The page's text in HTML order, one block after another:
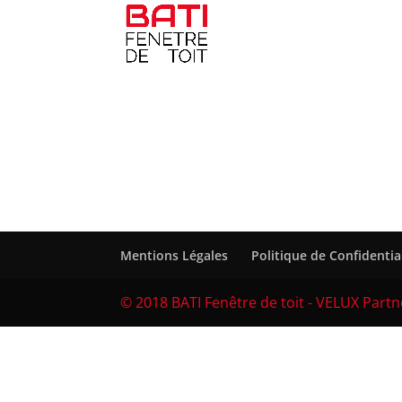
Mentions Légales Politique de
© 2018 BATI Fenêtre de toit - VELUX